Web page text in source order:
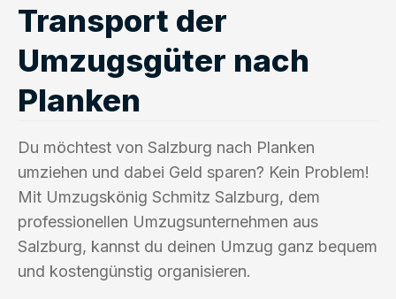
Transport der
Umzugsgüter nach
Planken
Du möchtest von Salzburg nach Planken
umziehen und dabei Geld sparen? Kein Problem!
Mit Umzugskönig Schmitz Salzburg, dem
professionellen Umzugsunternehmen aus
Salzburg, kannst du deinen Umzug ganz bequem
und kostengünstig organisieren.